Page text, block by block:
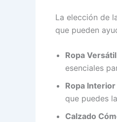
La elección de
que pueden
Ropa
esenciales
Ropa
que puedes
Calzado